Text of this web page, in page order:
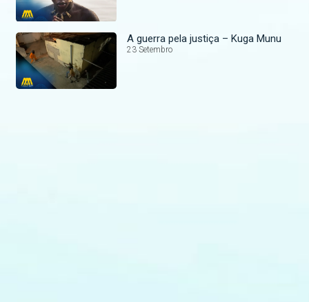
A guerra pela justiça – Kuga Munu
23 Setembro